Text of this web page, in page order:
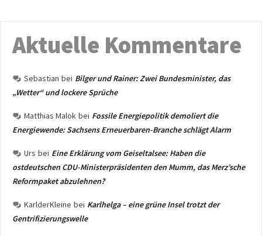
Aktuelle Kommentare
Sebastian bei Bilger und Rainer: Zwei Bundesminister, das
„Wetter“ und lockere Sprüche
Matthias Malok bei Fossile Energiepolitik demoliert die
Energiewende: Sachsens Erneuerbaren-Branche schlägt Alarm
Urs bei Eine Erklärung vom Geiseltalsee: Haben die
ostdeutschen CDU-Ministerpräsidenten den Mumm, das Merz’sche
Reformpaket abzulehnen?
KarlderKleine bei Karlhelga – eine grüne Insel trotzt der
Gentrifizierungswelle